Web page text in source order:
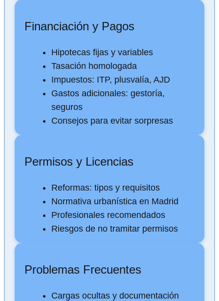
Financiación y Pagos
Hipotecas fijas y variables
Tasación homologada
Impuestos: ITP, plusvalía, AJD
Gastos adicionales: gestoría,
seguros
Consejos para evitar sorpresas
Permisos y Licencias
Reformas: tipos y requisitos
Normativa urbanística en Madrid
Profesionales recomendados
Riesgos de no tramitar permisos
Problemas Frecuentes
Cargas ocultas y documentación